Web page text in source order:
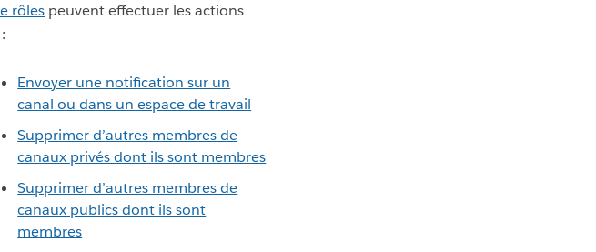
rôles peuvent effectuer les actions
Envoyer une notification sur un
canal ou dans un espace de travail
Supprimer d’autres membres de
canaux privés dont ils sont membres
Supprimer d’autres membres de
canaux publics dont ils sont
membres